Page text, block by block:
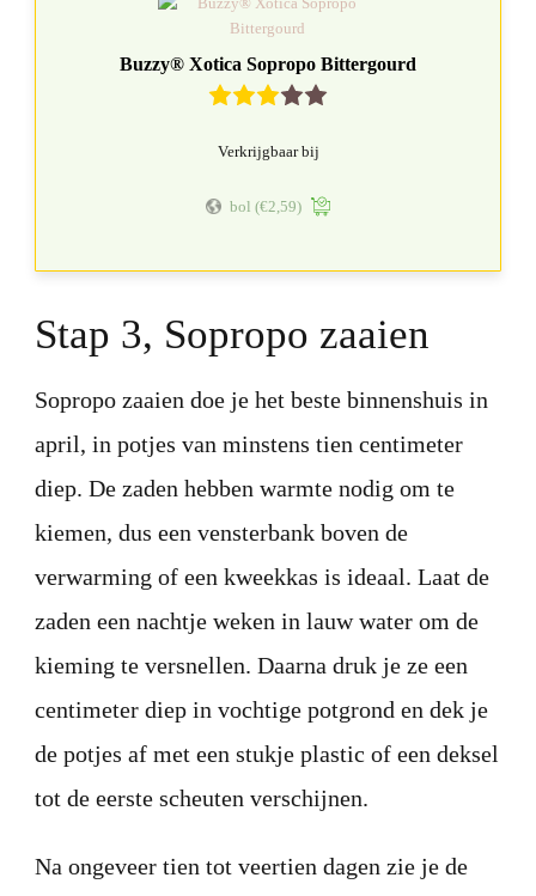
Buzzy® Xotica Sopropo Bittergourd
Verkrijgbaar bij
bol (€2,59)
Stap 3, Sopropo zaaien
Sopropo zaaien doe je het beste binnenshuis in
april, in potjes van minstens tien centimeter
diep. De zaden hebben warmte nodig om te
kiemen, dus een vensterbank boven de
verwarming of een kweekkas is ideaal. Laat de
zaden een nachtje weken in lauw water om de
kieming te versnellen. Daarna druk je ze een
centimeter diep in vochtige potgrond en dek je
de potjes af met een stukje plastic of een deksel
tot de eerste scheuten verschijnen.
Na ongeveer tien tot veertien dagen zie je de